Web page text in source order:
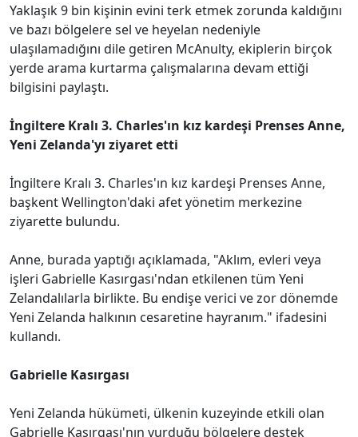
Yaklaşık 9 bin kişinin evini terk etmek zorunda kaldığını
ve bazı bölgelere sel ve heyelan nedeniyle
ulaşılamadığını dile getiren McAnulty, ekiplerin birçok
yerde arama kurtarma çalışmalarına devam ettiği
bilgisini paylaştı.
İngiltere Kralı 3. Charles'ın kız kardeşi Prenses Anne,
Yeni Zelanda'yı ziyaret etti
İngiltere Kralı 3. Charles'ın kız kardeşi Prenses Anne,
başkent Wellington'daki afet yönetim merkezine
ziyarette bulundu.
Anne, burada yaptığı açıklamada, "Aklım, evleri veya
işleri Gabrielle Kasırgası'ndan etkilenen tüm Yeni
Zelandalılarla birlikte. Bu endişe verici ve zor dönemde
Yeni Zelanda halkının cesaretine hayranım." ifadesini
kullandı.
Gabrielle Kasırgası
Yeni Zelanda hükümeti, ülkenin kuzeyinde etkili olan
Gabrielle Kasırgası'nın vurduğu bölgelere destek